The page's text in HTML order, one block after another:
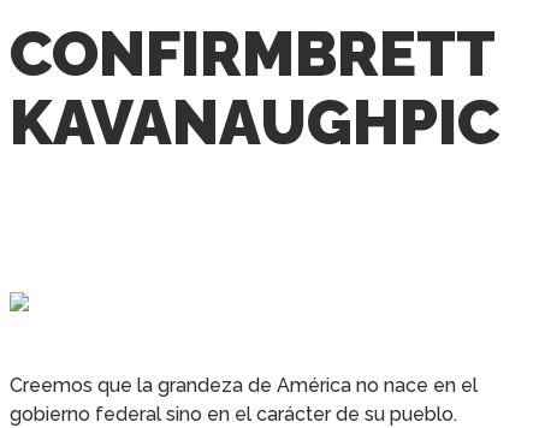
CONFIRMBRETT
KAVANAUGHPIC
Creemos que la grandeza de América no nace en el
gobierno federal sino en el carácter de su pueblo.